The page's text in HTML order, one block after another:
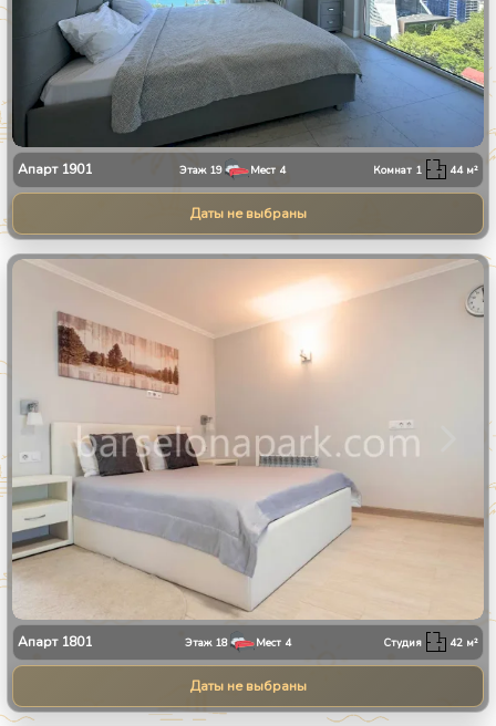
Апарт 1901 Этаж 19 Мест 4 Комнат 1 44м²
Даты не выбраны
Апарт 1801 Этаж 18 Мест 4 Студия 42 м²
Даты не выбраны